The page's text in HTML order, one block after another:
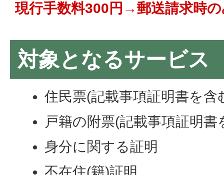
現行手数料300円→郵送請求時
対象となるサービス
住民票(記載事項証明書を含
戸籍の附票(記載事項証明書
身分に関する証明
不在住(籍)証明